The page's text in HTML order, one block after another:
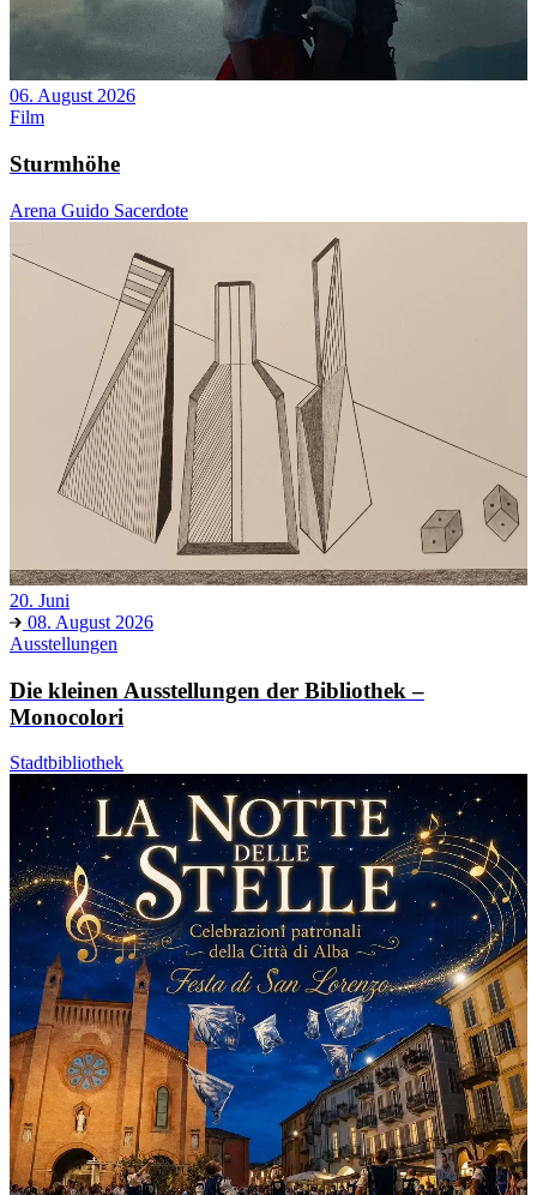
06. August 2026
Film
Sturmhöhe
Arena Guido Sacerdote
20. Juni
08. August 2026
Ausstellungen
Die kleinen Ausstellungen der Bibliothek –
Monocolori
Stadtbibliothek